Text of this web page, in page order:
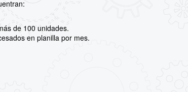
de 100 unidades.
en planilla por mes.